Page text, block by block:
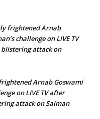
frightened Arnab
challenge on LIVE TV
blistering attack on
Arnab Goswami
on LIVE TV after
attack on Salman